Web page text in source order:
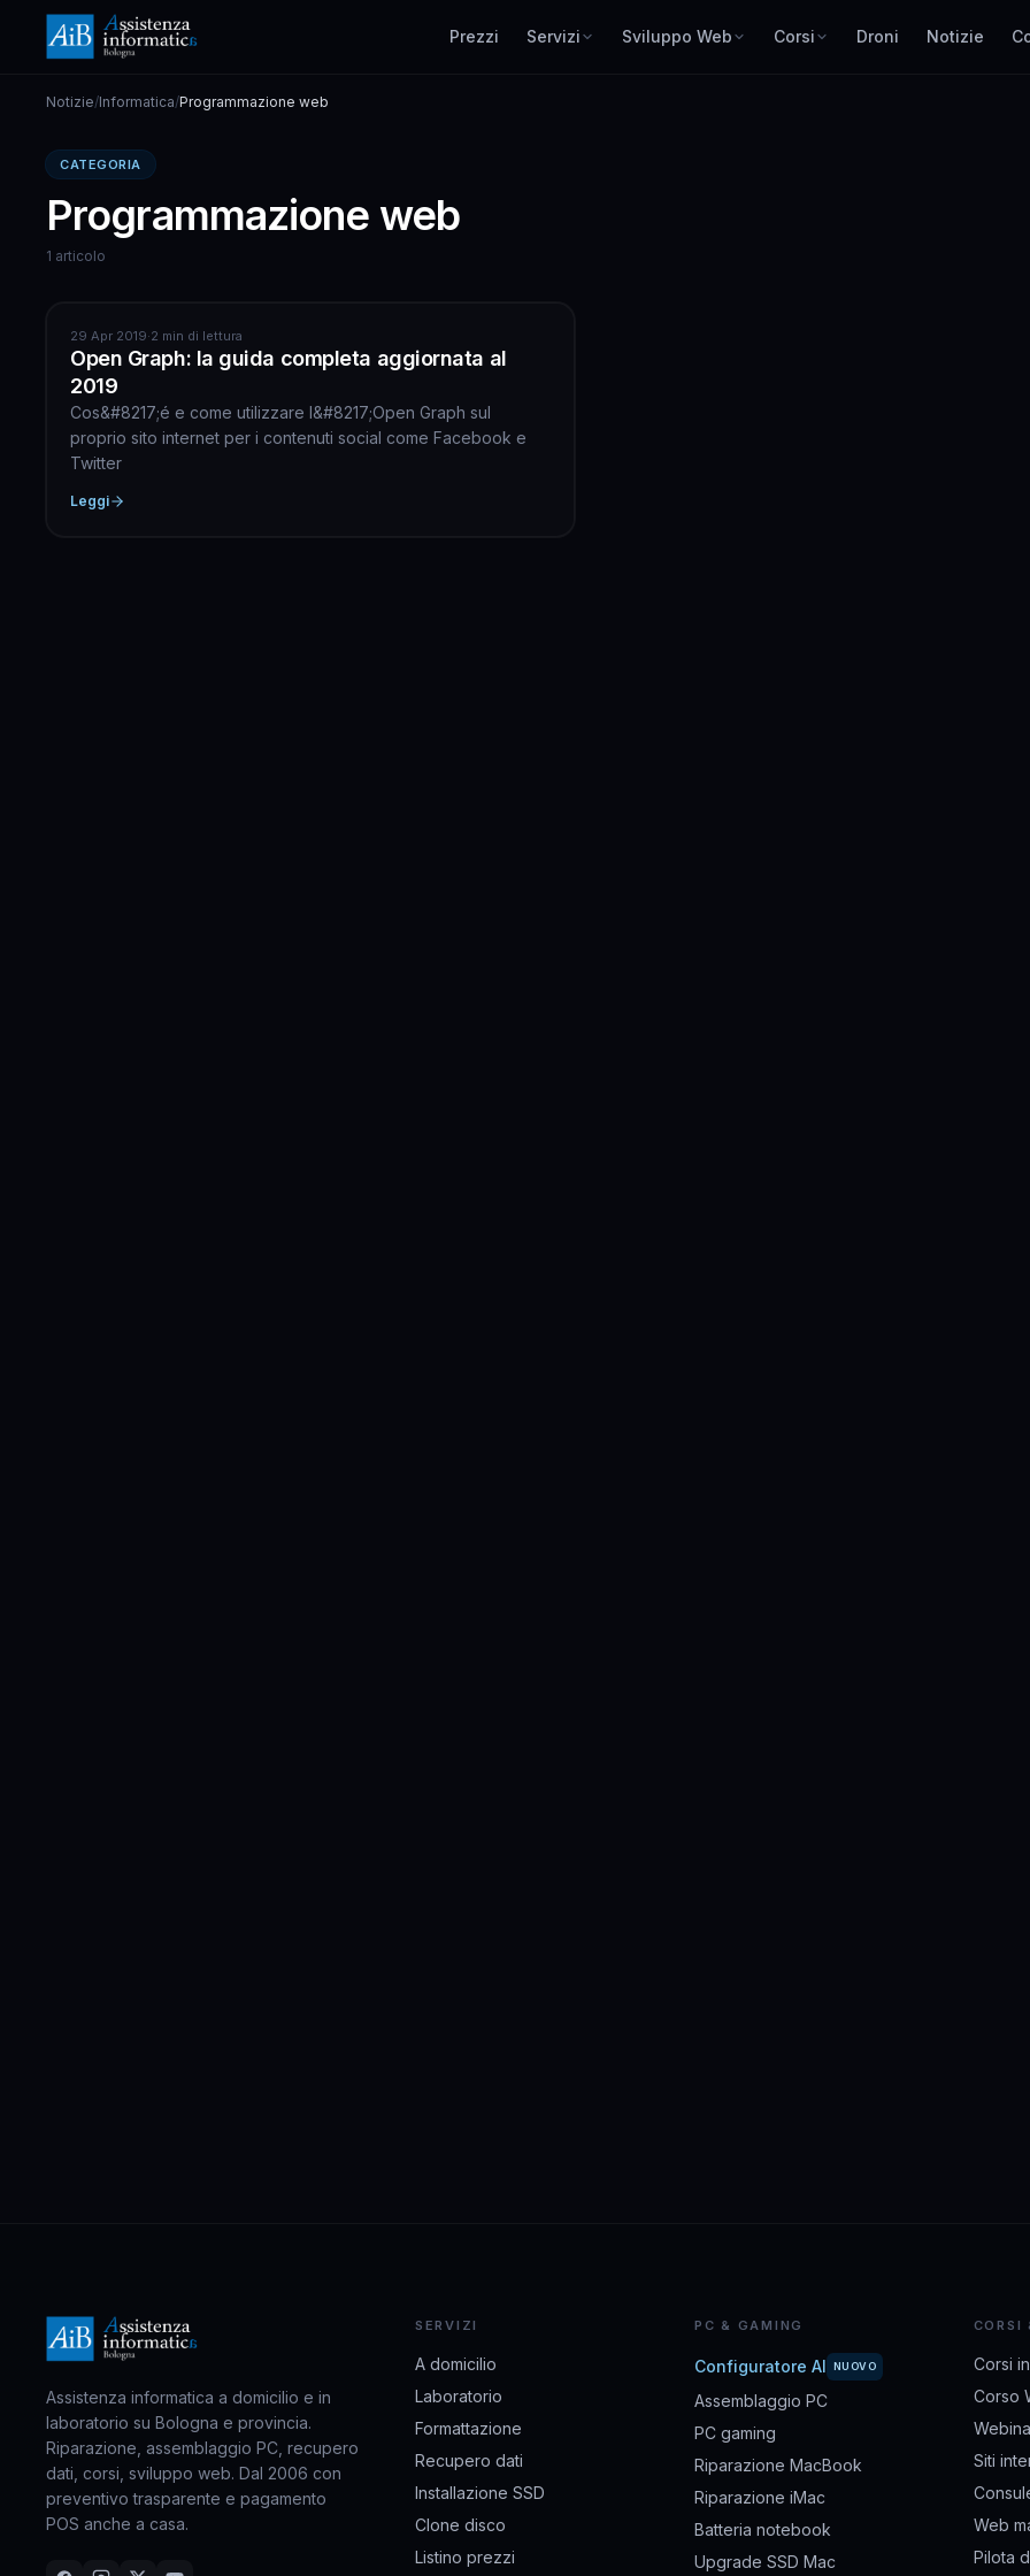
Prezzi Servizi Sviluppo Web Corsi Droni Notizie
Notizie/Informatica/Programmazione web
CATEGORIA
Programmazione web
1 articolo
INFORMATICA
29 Apr 2019·2 min di lettura
Open Graph: la guida completa aggiornata al
2019
Cos&#8217;é e come utilizzare l&#8217;Open Graph sul
proprio sito internet per i contenuti social come Facebook e
Twitter
Leggi
Assistenza informatica a domicilio e in
laboratorio su Bologna e provincia.
Riparazione, assemblaggio PC, recupero
dati, corsi, sviluppo web. Dal 2006 con
preventivo trasparente e pagamento
POS anche a casa.
SERVIZI
A domicilio
Laboratorio
Formattazione
Recupero dati
Installazione SSD
Clone disco
Listino prezzi
PC & GAMING
Configuratore AI NUOVO
Assemblaggio PC
PC gaming
Riparazione MacBook
Riparazione iMac
Batteria notebook
Upgrade SSD Mac
CORSI
Corsi
Corso
Siti
Web
Pilota